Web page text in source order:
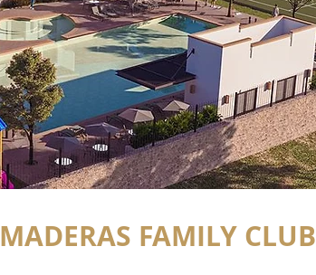
MADERAS FAMILY CLUB